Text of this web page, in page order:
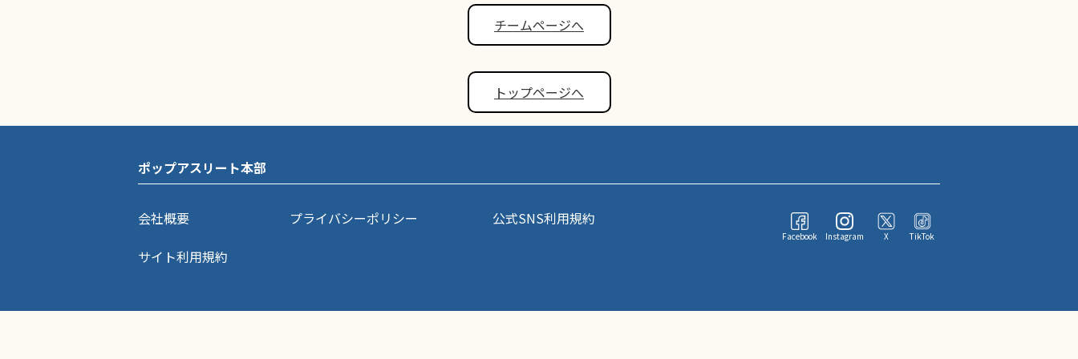
チームページへ
トップページへ
ポップアスリート本部
会社概要 プライバシーポリシー
公式SNS利用規約
サイト利用規約
Facebook Instagram X TikTok